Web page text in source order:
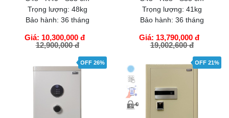
Trọng lượng: 48kg
Bảo hành: 36 tháng
Giá: 10,300,000 đ
12,900,000 đ
GIỎ HÀNG
Trọng lượng: 41kg
Bảo hành: 36 tháng
Giá: 13,790,000 đ
19,002,600 đ
GIỎ HÀNG
OFF 26% OFF 21%